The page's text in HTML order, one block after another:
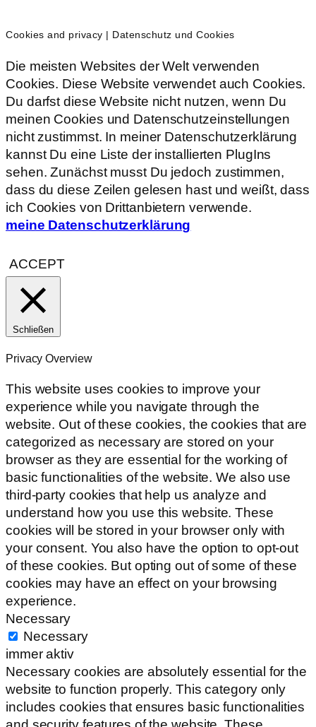
Cookies and privacy | Datenschutz und Cookies
Die meisten Websites der Welt verwenden
Cookies. Diese Website verwendet auch Cookies.
Du darfst diese Website nicht nutzen, wenn Du
meinen Cookies und Datenschutzeinstellungen
nicht zustimmst. In meiner Datenschutzerklärung
kannst Du eine Liste der installierten PlugIns
sehen. Zunächst musst Du jedoch zustimmen,
dass du diese Zeilen gelesen hast und weißt, dass
ich Cookies von Drittanbietern verwende.
meine Datenschutzerklärung
ACCEPT
Schließen
Privacy Overview
This website uses cookies to improve your
experience while you navigate through the
website. Out of these cookies, the cookies that are
categorized as necessary are stored on your
browser as they are essential for the working of
basic functionalities of the website. We also use
third-party cookies that help us analyze and
understand how you use this website. These
cookies will be stored in your browser only with
your consent. You also have the option to opt-out
of these cookies. But opting out of some of these
cookies may have an effect on your browsing
experience.
Necessary
Necessary
immer aktiv
Necessary cookies are absolutely essential for the
website to function properly. This category only
includes cookies that ensures basic functionalities